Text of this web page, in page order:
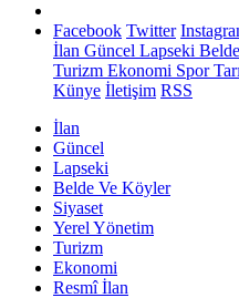
Facebook Twitter
İlan Güncel Lapseki
Turizm Ekonomi Spor
Künye İletişim RSS
İlan
Güncel
Lapseki
Belde Ve Köyler
Siyaset
Yerel Yönetim
Turizm
Ekonomi
Resmî İlan